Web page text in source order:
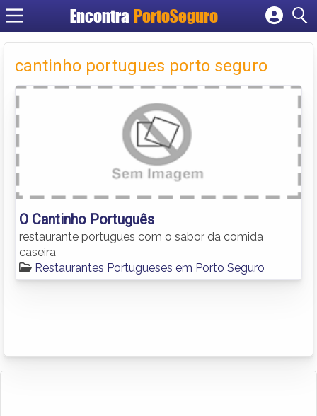
Encontra PortoSeguro
Cadastrar empresa
Criar conta
cantinho portugues porto seguro
O Cantinho Português
restaurante portugues com o sabor da comida
caseira
Restaurantes Portugueses em Porto Seguro